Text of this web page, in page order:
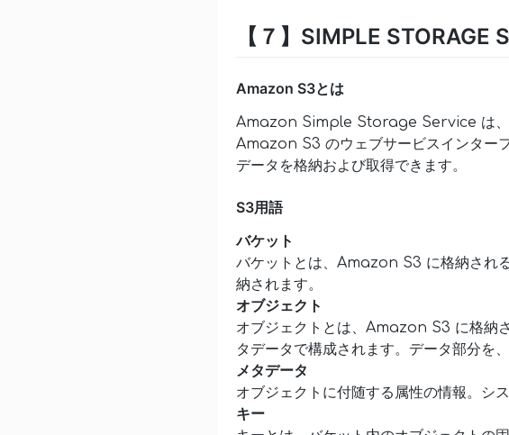
【７】SIMPLE STORAGE
Amazon S3とは
Amazon Simple Storage Service は、
Amazon S3 のウェブサービスインター
データを格納および取得できます。
S3用語
バケット
バケットとは、Amazon S3 に格納され
納されます。
オブジェクト
オブジェクトとは、Amazon S3 に格納
タデータで構成されます。データ部分を
メタデータ
オブジェクトに付随する属性の情報。シ
キー